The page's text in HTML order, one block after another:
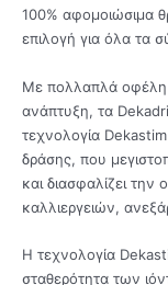
100% αφομοιώσιμα
επιλογή για όλα τα
Με πολλαπλά οφέλη
ανάπτυξη, τα
τεχνολογία
δράσης, που
και διασφαλίζει
καλλιεργειών,
Η τεχνολογία
σταθερότητα των